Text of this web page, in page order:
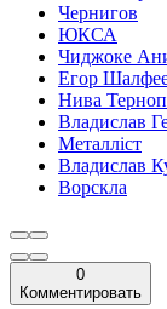
Чернигов
ЮКСА
Чиджоке
Егор
Нива
Владислав
Металліст
Владислав
Ворскла
0
Комментировать